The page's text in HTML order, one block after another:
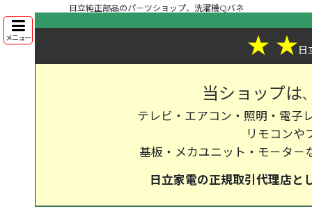
日立純正部品のパ－ツショップ、洗濯機Qバネ
メニュー ★ ★日
当ショップは
テレビ・エアコン・照明・電子
リモコンや
基板・メカユニット・モ－タ－
日立家電の正規取引代理店